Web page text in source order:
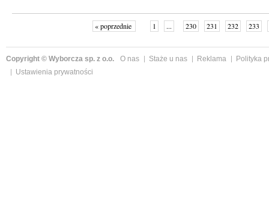
« poprzednie 1 ... 230 231 232 233
Copyright © Wyborcza sp. z o.o. O nas Staże u nas Reklama
Polityka
Ustawienia prywatności